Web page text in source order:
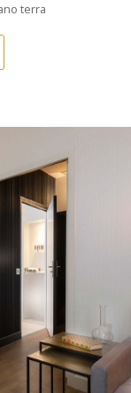
terra